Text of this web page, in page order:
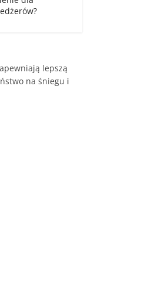
lepszą
na śniegu i